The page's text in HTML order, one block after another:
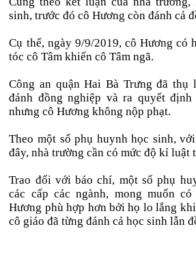
sinh, trước đó cô Hương còn đánh cả
Cụ thể, ngày 9/9/2019, cô Hương có
tóc cô Tâm khiến cô Tâm ngã.
Công an quận Hai Bà Trưng đã thụ
đánh đồng nghiệp và ra quyết
nhưng cô Hương không nộp phạt.
Theo một số phụ huynh học sinh,
đây, nhà trường cần có mức độ kỉ luật
Trao đổi với báo chí, một số phụ
các cấp các ngành, mong muốn
Hương phù hợp hơn bởi họ lo lắng
cô giáo đã từng đánh cả học sinh lẫn